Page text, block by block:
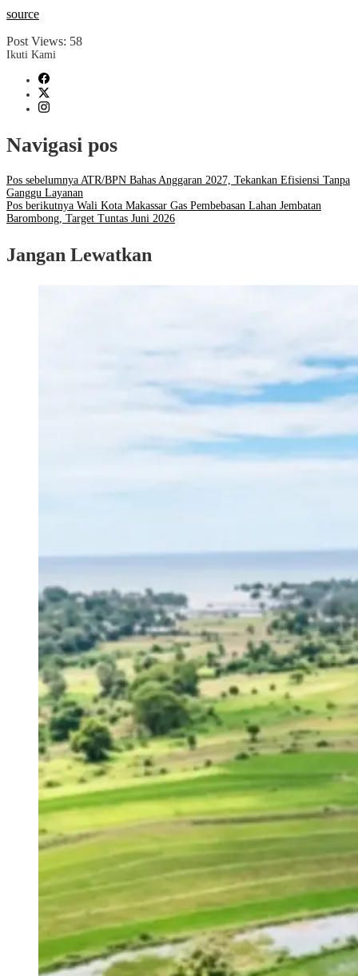
source
Post Views: 58
Ikuti Kami
Navigasi pos
Pos sebelumnya ATR/BPN Bahas Anggaran 2027, Tekankan Efisiensi Tanpa
Ganggu Layanan
Pos berikutnya Wali Kota Makassar Gas Pembebasan Lahan Jembatan
Barombong, Target Tuntas Juni 2026
Jangan Lewatkan